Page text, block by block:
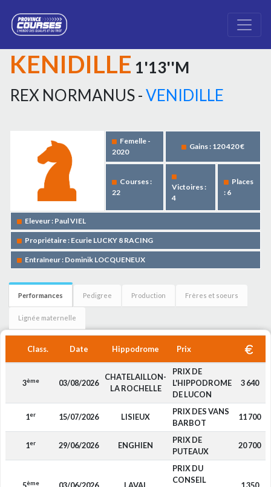
KENIDILLE 1'13''M
REX NORMANUS -VENIDILLE
Femelle -
2020
Gains : 120 420 €
Courses :
22
Victoires :
4
Places
: 6
Eleveur : Paul VIEL
Propriétaire : Ecurie LUCKY 8 RACING
Entraîneur : Dominik LOCQUENEUX
Performances Pedigree Production Frères et soeurs
Lignée maternelle
Class. Date Hippodrome Prix
3ème 03/08/2026
CHATELAILLON-
LA ROCHELLE
PRIX DE
L'HIPPODROME
DE LUCON
3 640
1er 15/07/2026 LISIEUX
PRIX DES VANS
BARBOT
11 700
1er 29/06/2026 ENGHIEN
PRIX DE
PUTEAUX
20 700
ème
PRIX DU
CONSEIL